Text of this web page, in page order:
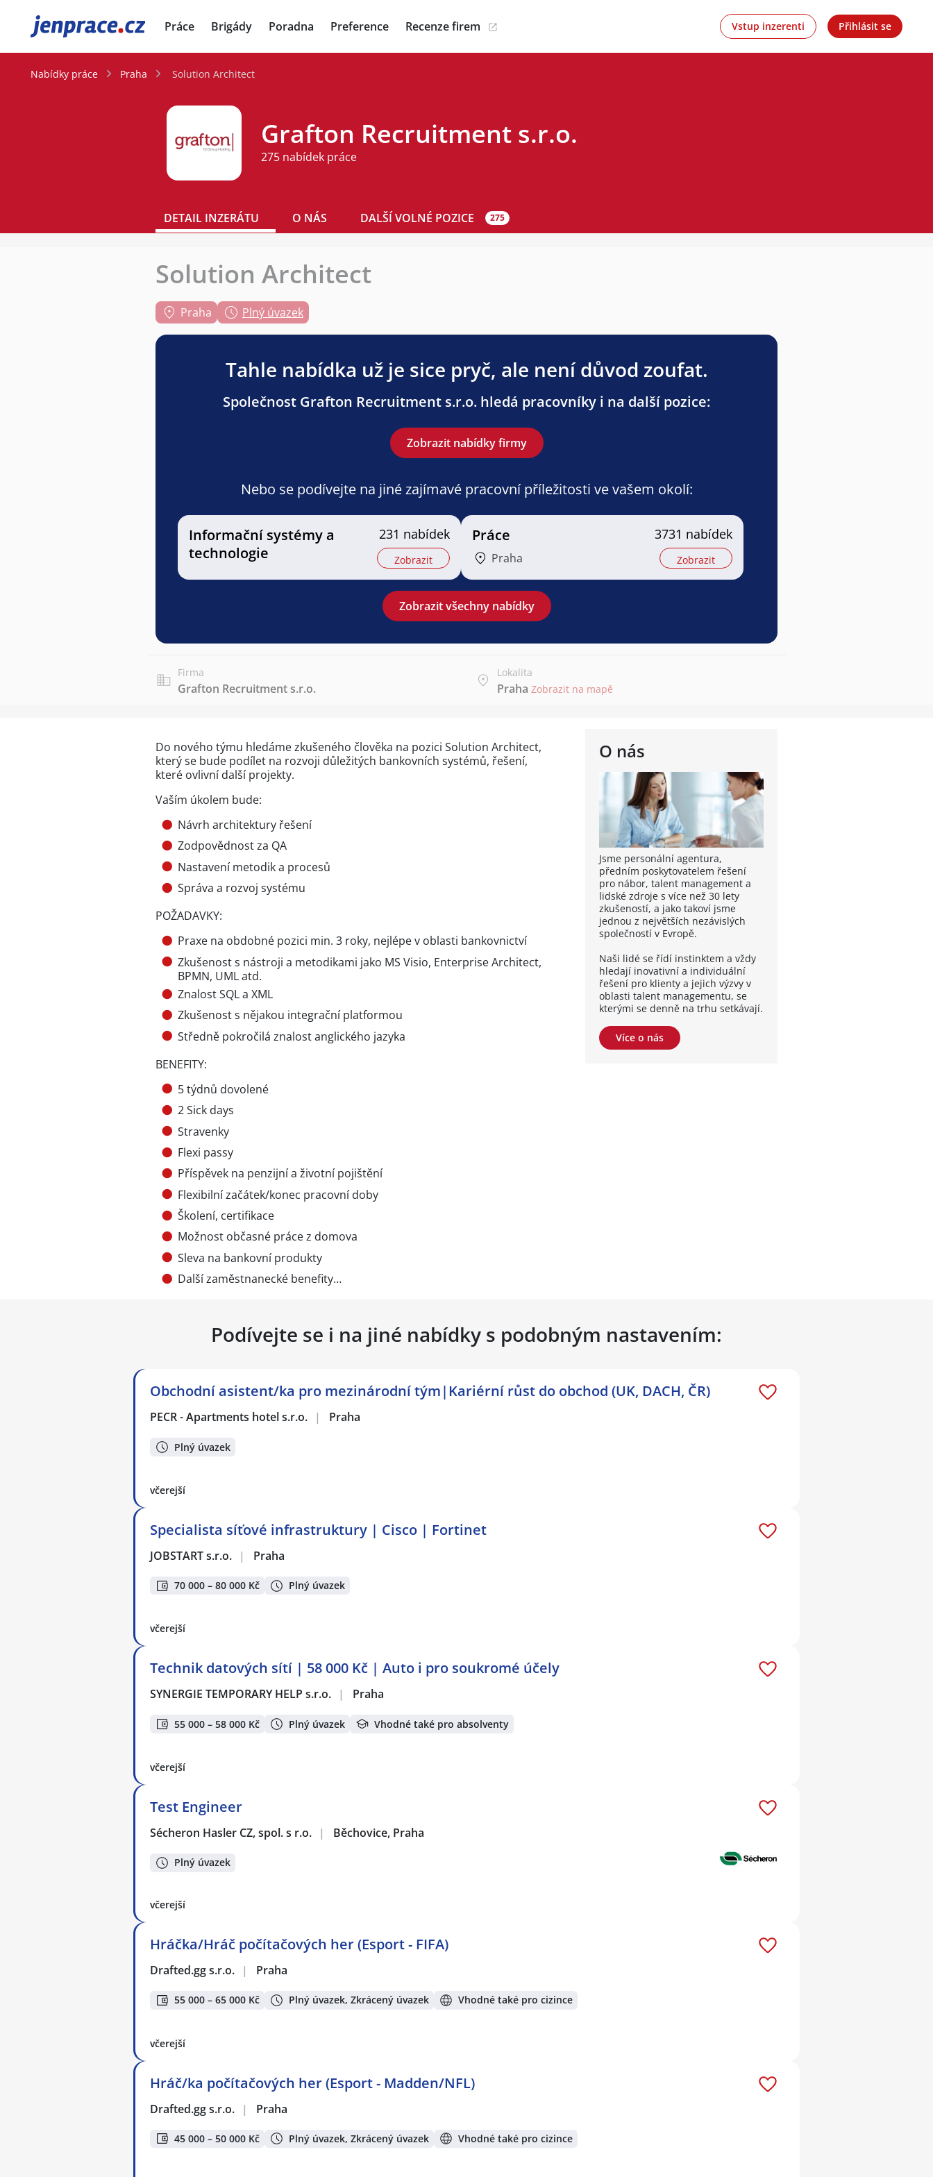
JenPráce.cz Práce Brigády Poradna Preference Recenze firem Vstup inzerenti Přihlásit se
Nabídky práce Praha Solution Architect
Grafton Recruitment s.r.o.
275 nabídek práce
DETAIL INZERÁTU O NÁS DALŠÍ VOLNÉ POZICE 275
Solution Architect
Praha Plný úvazek
Tahle nabídka už je sice pryč, ale není důvod zoufat.
Společnost Grafton Recruitment s.r.o. hledá pracovníky i na další pozice:
Zobrazit nabídky firmy
Nebo se podívejte na jiné zajímavé pracovní příležitosti ve vašem okolí:
Informační systémy a
technologie
231 nabídek
Zobrazit
Práce
Praha
3731 nabídek
Zobrazit
Zobrazit všechny nabídky
Firma
Grafton Recruitment s.r.o.
Lokalita
Praha Zobrazit na mapě
O nás
Jsme personální agentura,
předním poskytovatelem řešení
pro nábor, talent management a
lidské zdroje s více než 30 lety
zkušeností, a jako takoví jsme
jednou z největších nezávislých
společností v Evropě.
Naši lidé se řídí instinktem a vždy
hledají inovativní a individuální
řešení pro klienty a jejich výzvy v
oblasti talent managementu, se
kterými se denně na trhu setkávají.
Více o nás
Do nového týmu hledáme zkušeného člověka na pozici Solution Architect,
který se bude podílet na rozvoji důležitých bankovních systémů, řešení,
které ovlivní další projekty.
Vaším úkolem bude:
Návrh architektury řešení
Zodpovědnost za QA
Nastavení metodik a procesů
Správa a rozvoj systému
POŽADAVKY:
Praxe na obdobné pozici min. 3 roky, nejlépe v oblasti bankovnictví
Zkušenost s nástroji a metodikami jako MS Visio, Enterprise Architect,
BPMN, UML atd.
Znalost SQL a XML
Zkušenost s nějakou integrační platformou
Středně pokročilá znalost anglického jazyka
BENEFITY:
5 týdnů dovolené
2 Sick days
Stravenky
Flexi passy
Příspěvek na penzijní a životní pojištění
Flexibilní začátek/konec pracovní doby
Školení, certifikace
Možnost občasné práce z domova
Sleva na bankovní produkty
Další zaměstnanecké benefity…
Podívejte se i na jiné nabídky s podobným nastavením:
Obchodní asistent/ka pro mezinárodní tým|Kariérní růst do obchod (UK, DACH, ČR)
PECR - Apartments hotel s.r.o. | Praha
Plný úvazek
včerejší
Specialista síťové infrastruktury | Cisco | Fortinet
JOBSTART s.r.o. | Praha
70 000 – 80 000 Kč Plný úvazek
včerejší
Technik datových sítí | 58 000 Kč | Auto i pro soukromé účely
SYNERGIE TEMPORARY HELP s.r.o. | Praha
55 000 – 58 000 Kč Plný úvazek Vhodné také pro absolventy
včerejší
Test Engineer
Sécheron Hasler CZ, spol. s r.o. | Běchovice, Praha
Plný úvazek
včerejší
Hráčka/Hráč počítačových her (Esport - FIFA)
Drafted.gg s.r.o. | Praha
55 000 – 65 000 Kč Plný úvazek, Zkrácený úvazek Vhodné také pro cizince
včerejší
Hráč/ka počítačových her (Esport - Madden/NFL)
Drafted.gg s.r.o. | Praha
45 000 – 50 000 Kč Plný úvazek, Zkrácený úvazek Vhodné také pro cizince